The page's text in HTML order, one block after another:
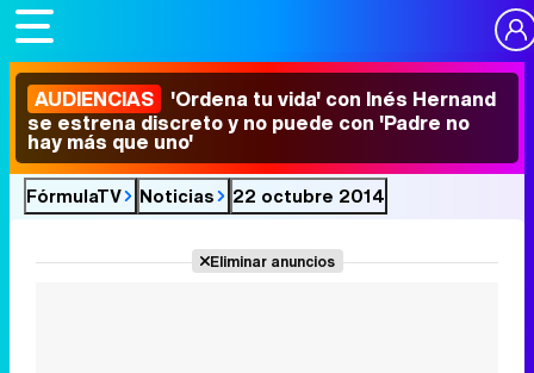
AUDIENCIAS 'Ordena tu vida' con Inés Hernand
se estrena discreto y no puede con 'Padre no
hay más que uno'
FórmulaTV Noticias 22 octubre 2014
Eliminar anuncios